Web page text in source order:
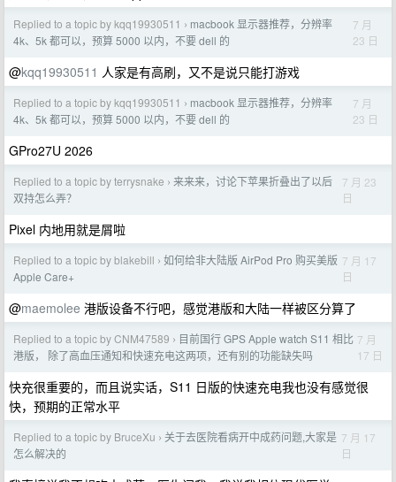
Replied to a topic by kqq19930511 › macbook 显示器推荐，分辨率
4k、5k 都可以，预算 5000 以内，不要 dell 的
7 月
23 日
@kqq19930511 人家是有高刷，又不是说只能打游戏
Replied to a topic by kqq19930511 › macbook 显示器推荐，分辨率
4k、5k 都可以，预算 5000 以内，不要 dell 的
7 月
23 日
GPro27U 2026
Replied to a topic by terrysnake › 来来来，讨论下苹果折叠出了以后
双持怎么弄？
7 月 23
日
Pixel 内地用就是屑啦
Replied to a topic by blakebill › 如何给非大陆版 AirPod Pro 购买美版
Apple Care+
7 月 17
日
@maemolee 港版设备不行吧，感觉港版和大陆一样被区分算了
Replied to a topic by CNM47589 › 目前国行 GPS Apple watch S11 相比
港版， 除了高血压通知和快速充电这两项，还有别的功能缺失吗
7 月
17 日
快充很重要的，而且说实话，S11 日版的快速充电我也没有感觉很
快，预期的正常水平
Replied to a topic by BruceXu › 关于去医院看病开中成药问题,大家是
怎么解决的
7 月 17
日